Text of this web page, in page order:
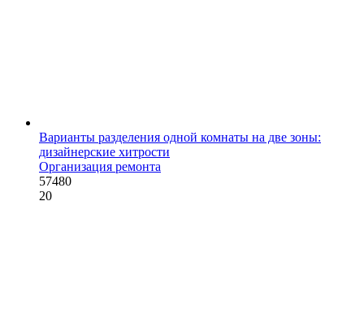
Варианты разделения одной комнаты на две зоны:
дизайнерские хитрости
Организация ремонта
57480
20